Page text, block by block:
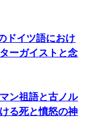
ドイツ語におけ
ーガイストと念
ン祖語と古ノル
る死と憤怒の神